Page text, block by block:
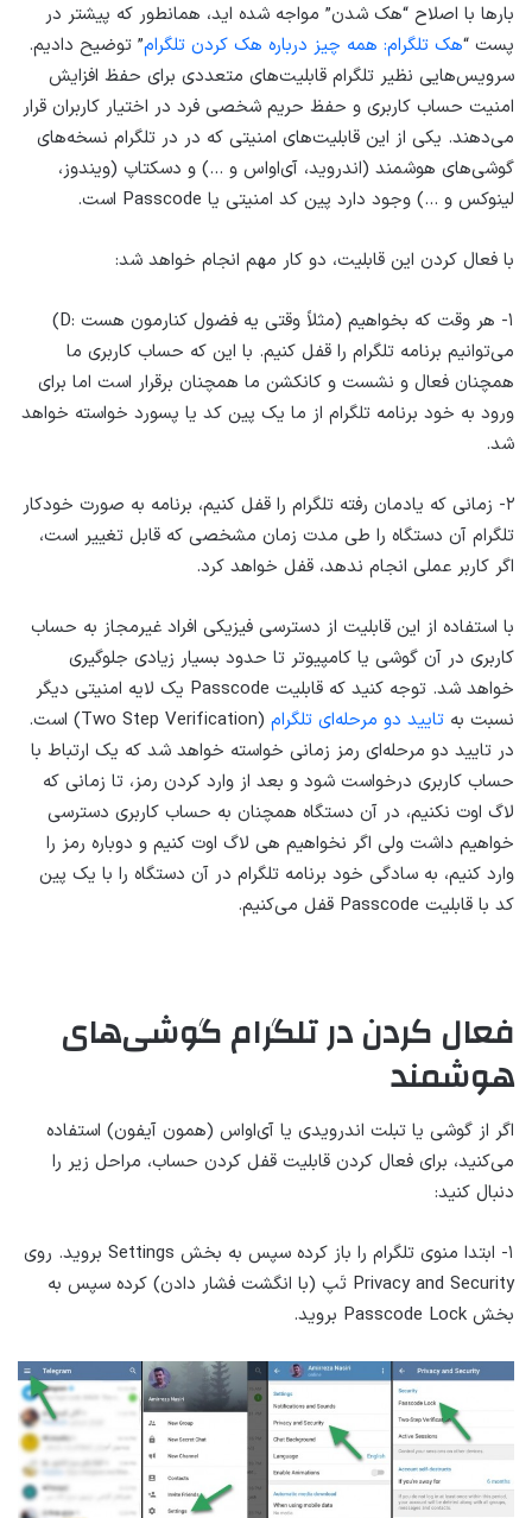
بارها با اصلاح “هک شدن” مواجه شده اید، همانطور که پیشتر در
پست “هک تلگرام: همه چیز درباره هک کردن تلگرام” توضیح دادیم.
سرویس‌هایی نظیر تلگرام قابلیت‌های متعددی برای حفظ افزایش
امنیت حساب کاربری و حفظ حریم شخصی فرد در اختیار کاربران قرار
می‌دهند. یکی از این قابلیت‌های امنیتی که در در تلگرام نسخه‌های
گوشی‌های هوشمند (اندروید، آی‌او‌اس و …) و دسکتاپ (ویندوز،
لینوکس و …) وجود دارد پین کد امنیتی یا Passcode است.
با فعال کردن این قابلیت، دو کار مهم انجام خواهد شد:
۱- هر وقت که بخواهیم (مثلاً وقتی یه فضول کنارمون هست :D)
می‌توانیم برنامه تلگرام را قفل کنیم. با این که حساب کاربری ما
همچنان فعال و نشست و کانکشن ما همچنان برقرار است اما برای
ورود به خود برنامه تلگرام از ما یک پین کد یا پسورد خواسته خواهد
شد.
۲- زمانی که یادمان رفته تلگرام را قفل کنیم، برنامه به صورت خودکار
تلگرام آن دستگاه را طی مدت زمان مشخصی که قابل تغییر است،
اگر کاربر عملی انجام ندهد، قفل خواهد کرد.
با استفاده از این قابلیت از دسترسی فیزیکی افراد غیرمجاز به حساب
کاربری در آن گوشی یا کامپیوتر تا حدود بسیار زیادی جلوگیری
خواهد شد. توجه کنید که قابلیت Passcode یک لایه امنیتی دیگر
نسبت به تایید دو مرحله‌ای تلگرام
(Two Step Verification) است.
در تایید دو مرحله‌ای رمز زمانی خواسته خواهد شد که یک ارتباط با
حساب کاربری درخواست شود و بعد از وارد کردن رمز، تا زمانی که
لاگ اوت نکنیم، در آن دستگاه همچنان به حساب کاربری دسترسی
خواهیم داشت ولی اگر نخواهیم هی لاگ اوت کنیم و دوباره رمز را
وارد کنیم، به سادگی خود برنامه تلگرام در آن دستگاه را با یک پین
کد با قابلیت Passcode قفل می‌کنیم.
فعال کردن در تلگرام گوشی‌های
هوشمند
اگر از گوشی یا تبلت اندرویدی یا آی‌او‌اس (همون آیفون) استفاده
می‌کنید، برای فعال کردن قابلیت قفل کردن حساب، مراحل زیر را
دنبال کنید:
۱- ابتدا منوی تلگرام را باز کرده سپس به بخش Settings بروید. روی
Privacy and Security تَپ (با انگشت فشار دادن) کرده سپس به
بخش Passcode Lock بروید.